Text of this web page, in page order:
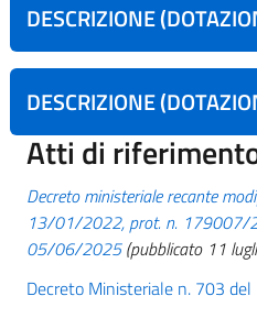
DESCRIZIONE
DESCRIZIONE
Atti di
Decreto ministeriale recante
13/01/2022, prot. n. 179007/
05/06/2025(pubblicato 11
Decreto Ministeriale n. 703